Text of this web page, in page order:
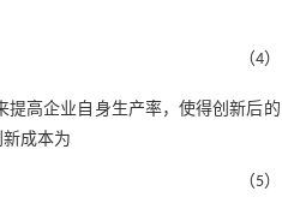
（4）
提高企业自身生产率，使得创新后的
成本为
（5）